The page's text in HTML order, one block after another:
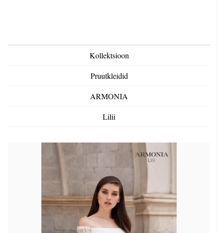
Kollektsioon
Pruutkleidid
ARMONIA
Lilii